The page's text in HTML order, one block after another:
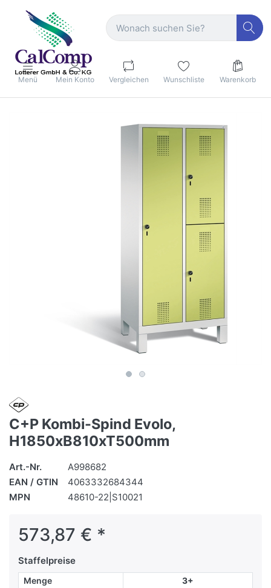
Menü Mein Konto Vergleichen Wunschliste Warenkorb
C+P Kombi-Spind Evolo,
H1850xB810xT500mm
Art.-Nr.
A998682
EAN / GTIN
4063332684344
MPN
48610-22|S10021
573,87 € *
Staffelpreise
Menge
3+